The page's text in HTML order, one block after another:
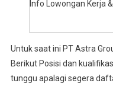
Info Lowongan Kerja
Untuk saat ini PT Astra
Berikut Posisi dan
tunggu apalagi segera